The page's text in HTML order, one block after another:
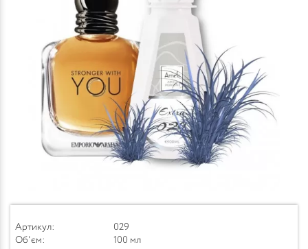
Артикул:
029
Об'єм:
100 мл